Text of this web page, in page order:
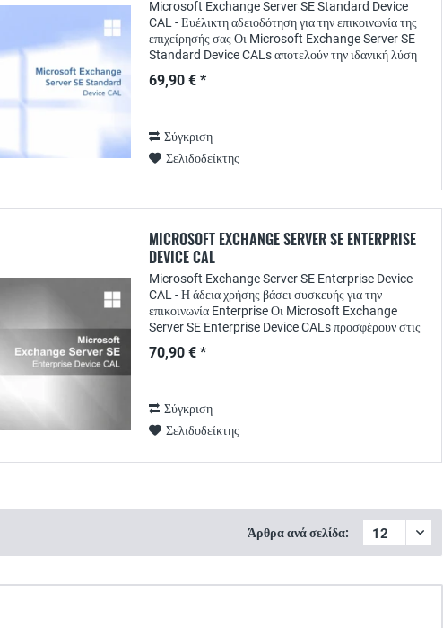
Microsoft Exchange Server SE Standard Device
CAL - Ευέλικτη αδειοδότηση για την επικοινωνία της
επιχείρησής σας Οι Microsoft Exchange Server SE
Standard Device CALs αποτελούν την ιδανική λύση
69,90 € *
Σύγκριση
Σελιδοδείκτης
MICROSOFT EXCHANGE SERVER SE ENTERPRISE
DEVICE CAL
Microsoft Exchange Server SE Enterprise Device
CAL - Η άδεια χρήσης βάσει συσκευής για την
επικοινωνία Enterprise Οι Microsoft Exchange
Server SE Enterprise Device CALs προσφέρουν στις
70,90 € *
Σύγκριση
Σελιδοδείκτης
Άρθρα ανά σελίδα: